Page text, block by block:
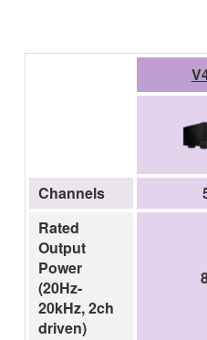
Channels
Rated
Output
Power
(20Hz-
20kHz, 2ch
driven)